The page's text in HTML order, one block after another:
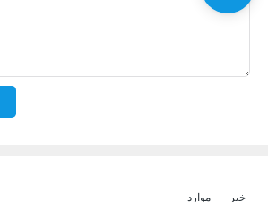
خبر موارد